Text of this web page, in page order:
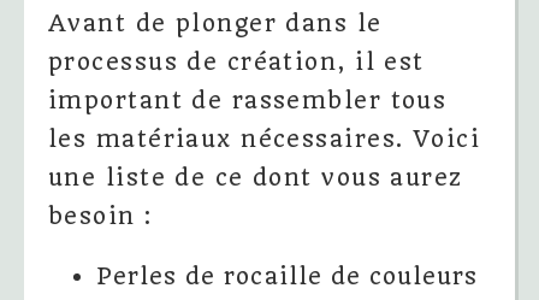
Avant de plonger dans le
processus de création, il est
important de rassembler tous
les matériaux nécessaires. Voici
une liste de ce dont vous aurez
besoin :
Perles de rocaille de couleurs